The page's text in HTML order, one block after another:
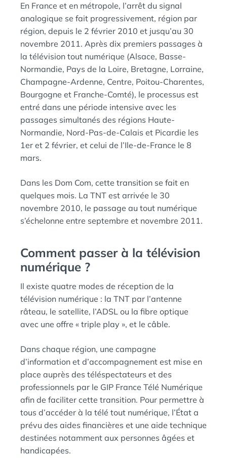
En France et en métropole, l’arrêt du signal
analogique se fait progressivement, région par
région, depuis le 2 février 2010 et jusqu’au 30
novembre 2011. Après dix premiers passages à
la télévision tout numérique (Alsace, Basse-
Normandie, Pays de la Loire, Bretagne, Lorraine,
Champagne-Ardenne, Centre, Poitou-Charentes,
Bourgogne et Franche-Comté), le processus est
entré dans une période intensive avec les
passages simultanés des régions Haute-
Normandie, Nord-Pas-de-Calais et Picardie les
1er et 2 février, et celui de l’Ile-de-France le 8
mars.
Dans les Dom Com, cette transition se fait en
quelques mois. La TNT est arrivée le 30
novembre 2010, le passage au tout numérique
s’échelonne entre septembre et novembre 2011.
Comment passer à la télévision
numérique ?
Il existe quatre modes de réception de la
télévision numérique : la TNT par l’antenne
râteau, le satellite, l’ADSL ou la fibre optique
avec une offre « triple play », et le câble.
Dans chaque région, une campagne
d’information et d’accompagnement est mise en
place auprès des téléspectateurs et des
professionnels par le GIP France Télé Numérique
afin de faciliter cette transition. Pour permettre à
tous d’accéder à la télé tout numérique, l’État a
prévu des aides financières et une aide technique
destinées notamment aux personnes âgées et
handicapées.